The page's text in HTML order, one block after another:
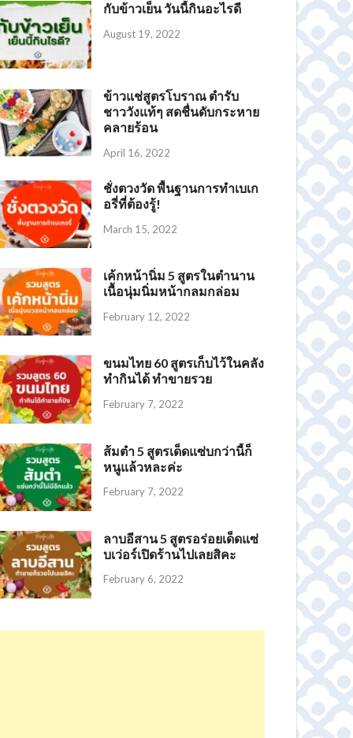
กับข้าวเย็น วันนี้กินอะไรดี
August 19, 2022
ข้าวแช่สูตรโบราณ ตำรับ
ชาววังแท้ๆ สดชื่นดับกระหาย
คลายร้อน
April 16, 2022
ชั่งตวงวัด พื้นฐานการทำเบเก
อรี่ที่ต้องรู้!
March 15, 2022
เค้กหน้านิ่ม 5 สูตรในตำนาน
เนื้อนุ่มนิ่มหน้ากลมกล่อม
February 12, 2022
ขนมไทย 60 สูตรเก็บไว้ในคลัง
ทำกินได้ ทำขายรวย
February 7, 2022
ส้มตำ 5 สูตรเด็ดแซ่บกว่านี้ก็
หนูแล้วหละค่ะ
February 7, 2022
ลาบอีสาน 5 สูตรอร่อยเด็ดแซ่
บเว่อร์เปิดร้านไปเลยสิคะ
February 6, 2022